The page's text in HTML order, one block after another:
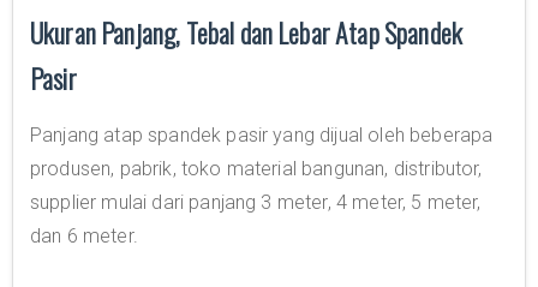
Ukuran Panjang, Tebal dan Lebar Atap Spandek
Pasir
Panjang atap spandek pasir yang dijual oleh beberapa
produsen, pabrik, toko material bangunan, distributor,
supplier mulai dari panjang 3 meter, 4 meter, 5 meter,
dan 6 meter.